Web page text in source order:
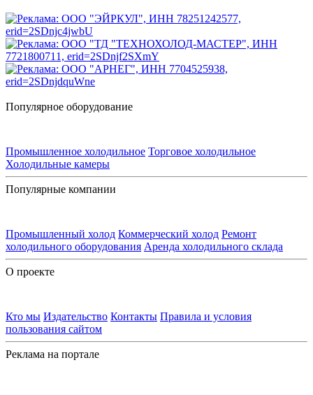
Популярное оборудование
Промышленное холодильное Торговое холодильное
Холодильные камеры
Популярные компании
Промышленный холод Коммерческий холод Ремонт
холодильного оборудования Аренда холодильного склада
О проекте
Кто мы Издательство Контакты Правила и условия
пользования сайтом
Реклама на портале